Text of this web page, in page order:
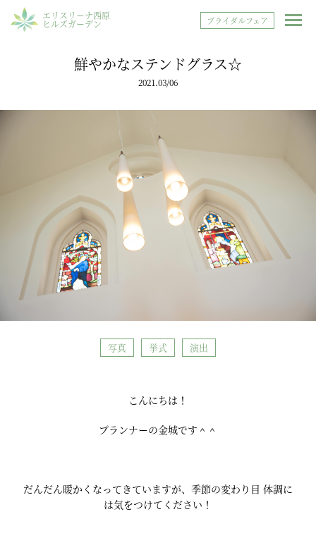
エリスリーナ西原
ヒルズガーデン ブライダルフェア
鮮やかなステンドグラス☆
2021.03/06
写真 挙式 演出
こんにちは！
プランナーの金城です＾＾
だんだん暖かくなってきていますが、季節の変わり目 体調に
は気をつけてください！